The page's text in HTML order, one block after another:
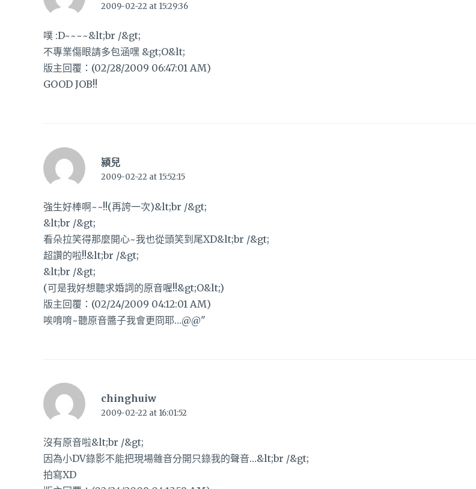
2009-02-22 at 15:29:36
噗 :D~~~~&lt;br /&gt;
不專業傷眼請多包涵嘿 &gt;O&lt;
版主回覆：(02/28/2009 06:47:01 AM)
GOOD JOB!!
潁兒
2009-02-22 at 15:52:15
強生好棒啊~~!!(再誇一次)&lt;br /&gt;
&lt;br /&gt;
看朵拉笑得那麼開心~我也從頭笑到尾XD&lt;br /&gt;
超讚的啦!!&lt;br /&gt;
&lt;br /&gt;
(可是我好想聽求婚詞的原音喔!!&gt;O&lt;)
版主回覆：(02/24/2009 04:12:01 AM)
唉唷唷~聽原音醬子我會更冏耶…@@"
chinghuiw
2009-02-22 at 16:01:52
沒有原音啦&lt;br /&gt;
因為小DV錄影不能把現場雜音分開只錄我的聲音…&lt;br /&gt;
拍寫XD